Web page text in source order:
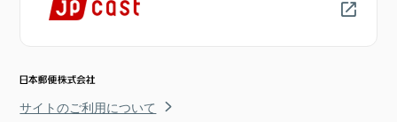
サイトのご利用について